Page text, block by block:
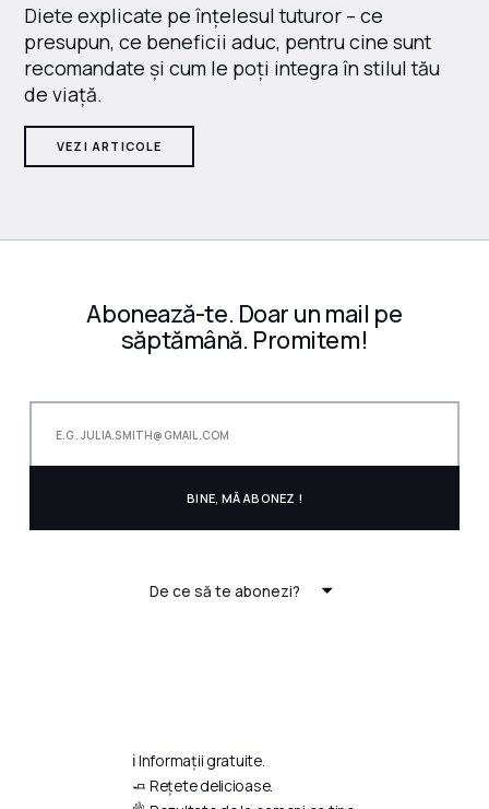
Diete explicate pe înțelesul tuturor – ce
presupun, ce beneficii aduc, pentru cine sunt
recomandate și cum le poți integra în stilul tău
de viață.
VEZI ARTICOLE
Abonează-te. Doar un mail pe
săptămână. Promitem!
De ce să te abonezi?
ℹ️ Informații gratuite.
🧈 Rețete delicioase.